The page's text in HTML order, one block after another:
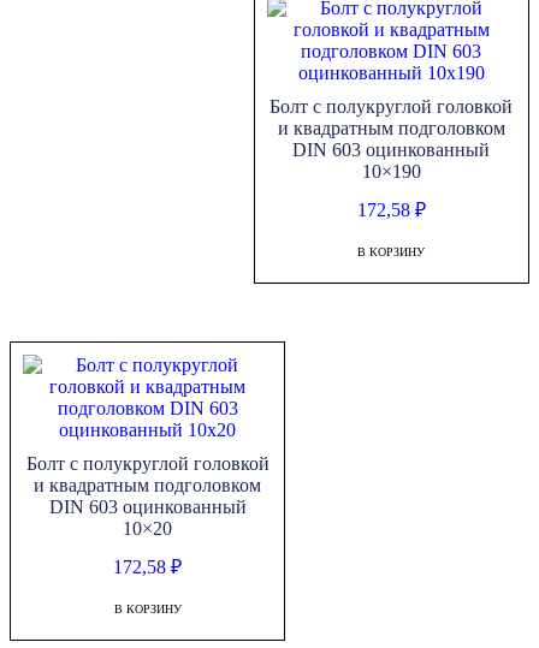
Болт с полукруглой головкой
и квадратным подголовком
DIN 603 оцинкованный
10×190
172,58 ₽
В КОРЗИНУ
Болт с полукруглой головкой
и квадратным подголовком
DIN 603 оцинкованный
10×20
172,58₽
В КОРЗИНУ